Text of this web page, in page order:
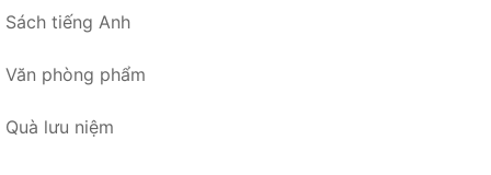
Sách tiếng Anh
Văn phòng phẩm
Quà lưu niệm